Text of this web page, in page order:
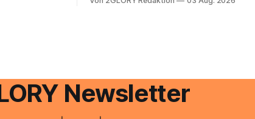
schnell abschminken, morgens eine
Unreinheiten. Professionelle
Newsletter